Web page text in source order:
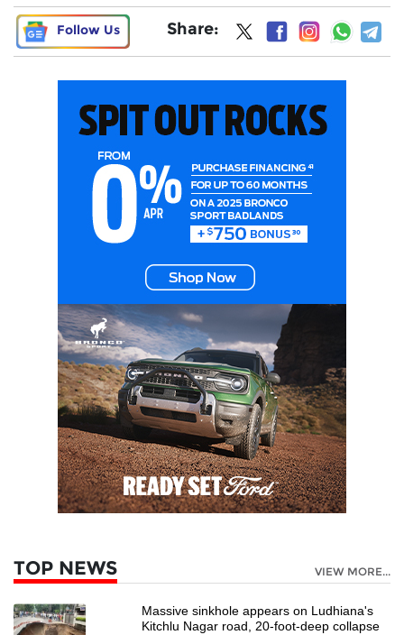
Follow Us Share:
TOP NEWS VIEW MORE...
Massive sinkhole appears on Ludhiana's
Kitchlu Nagar road, 20-foot-deep collapse